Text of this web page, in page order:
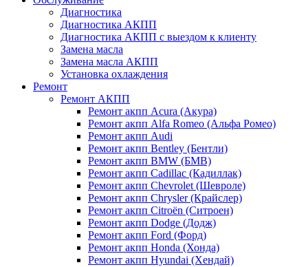
Диагностика
Диагностика АКПП
Диагностика АКПП с выездом к клиенту
Замена масла
Замена масла АКПП
Установка охлаждения
Ремонт
Ремонт АКПП
Ремонт акпп Acura (Акура)
Ремонт акпп Alfa Romeo (Альфа Ромео)
Ремонт акпп Audi
Ремонт акпп Bentley (Бентли)
Ремонт акпп BMW (БМВ)
Ремонт акпп Cadillac (Кадиллак)
Ремонт акпп Chevrolet (Шевроле)
Ремонт акпп Chrysler (Крайслер)
Ремонт акпп Citroën (Ситроен)
Ремонт акпп Dodge (Додж)
Ремонт акпп Ford (Форд)
Ремонт акпп Honda (Хонда)
Ремонт акпп Hyundai (Хендай)